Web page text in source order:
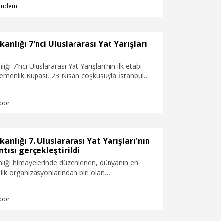
7'nci Uluslararası Yat Yarışları
7'nci Uluslararası Yat Yarışları’nın ilk etabı
Kupası, 23 Nisan coşkusuyla İstanbul
7. Uluslararası Yat Yarışları'nın
gerçekleştirildi
himayelerinde düzenlenen, dünyanın en
organizasyonlarından biri olan
Cumhurbaşkanlığı himayelerinde, T.C. Kültür